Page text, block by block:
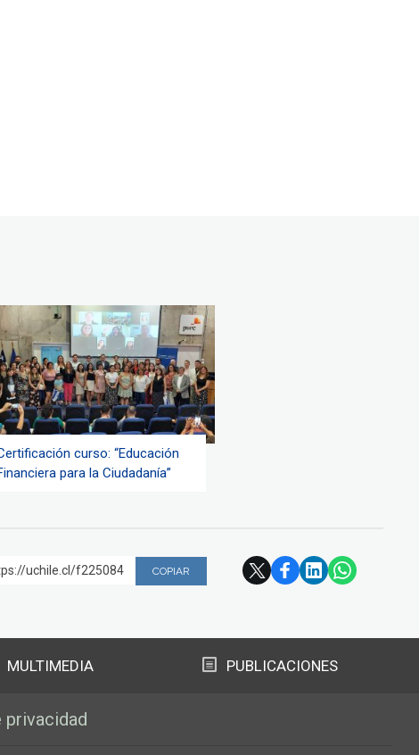
curso: “Educación
para la Ciudadanía”
uchile.cl/f225084 COPIAR
MULTIMEDIA PUBLICACIONES
privacidad